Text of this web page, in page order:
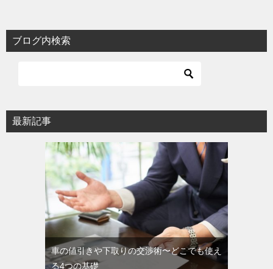
ョ
ン
ブログ内検索
最新記事
車の値引きや下取りの交渉術〜どこでも使え
る4つの基礎